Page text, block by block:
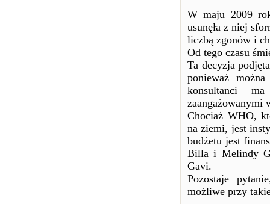
W maju 2009
usunęła z niej
liczbą zgonów i
Od tego czasu
Ta decyzja
ponieważ
konsultanci
zaangażowanymi
Chociaż WHO,
na ziemi, jest
budżetu jest
Billa i Melindy
Gavi.
Pozostaje
możliwe przy